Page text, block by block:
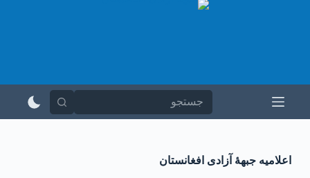
و
اعلامیه جبهۀ آزادی افغانستان